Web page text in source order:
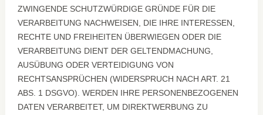
ZWINGENDE SCHUTZWÜRDIGE GRÜNDE FÜR DIE
VERARBEITUNG NACHWEISEN, DIE IHRE INTERESSEN,
RECHTE UND FREIHEITEN ÜBERWIEGEN ODER DIE
VERARBEITUNG DIENT DER GELTENDMACHUNG,
AUSÜBUNG ODER VERTEIDIGUNG VON
RECHTSANSPRÜCHEN (WIDERSPRUCH NACH ART. 21
ABS. 1 DSGVO). WERDEN IHRE PERSONENBEZOGENEN
DATEN VERARBEITET, UM DIREKTWERBUNG ZU